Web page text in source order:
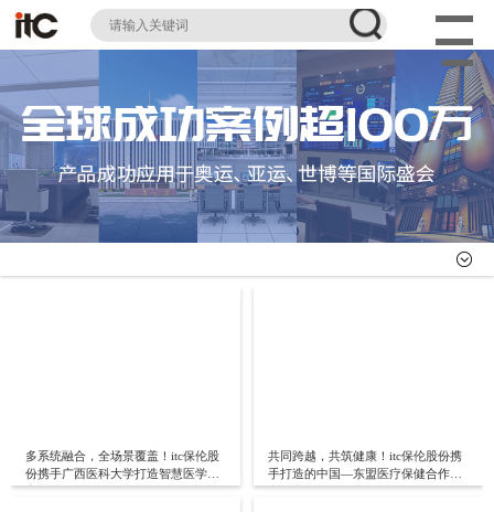
多系统融合，全场景覆盖！itc保伦股
份携手广西医科大学打造智慧医学教
育新标杆
共同跨越，共筑健康！itc保伦股份携
手打造的中国—东盟医疗保健合作中
心（广西）正式启用